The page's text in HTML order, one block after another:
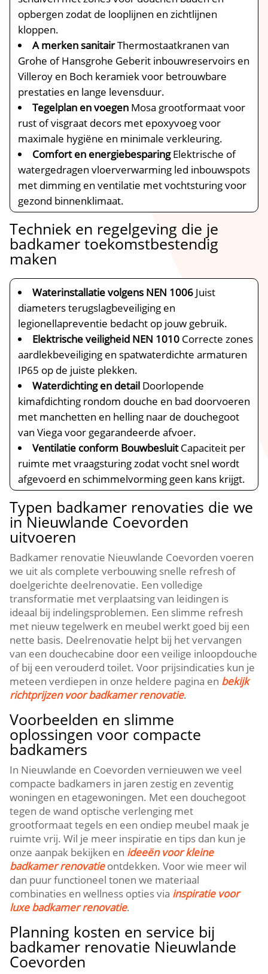
opbergen zodat de looplijnen en zichtlijnen
kloppen.
A merken sanitairThermostaatkranen van
Grohe of Hansgrohe Geberit inbouwreservoirs en
Villeroy en Boch keramiek voor betrouwbare
prestaties en lange levensduur.
Tegelplan en voegen Mosa grootformaat voor
rust of visgraat decors met epoxyvoeg voor
maximale hygiëne en minimale verkleuring.
Comfort en energiebesparingElektrische of
watergedragen vloerverwarming led inbouwspots
met dimming en ventilatie met vochtsturing voor
gezond binnenklimaat.
Techniek en regelgeving die je
badkamer toekomstbestendig
maken
Waterinstallatie volgens NEN 1006 Juist
diameters terugslagbeveiliging en
legionellapreventie bedacht op jouw gebruik.
Elektrische veiligheid NEN 1010 Correcte zones
aardlekbeveiliging en spatwaterdichte armaturen
IP65 op de juiste plekken.
Waterdichting en detail Doorlopende
kimafdichting rondom douche en bad doorvoeren
met manchetten en helling naar de douchegoot
van Viega voor gegarandeerde afvoer.
Ventilatie conform BouwbesluitCapaciteit per
ruimte met vraagsturing zodat vocht snel wordt
afgevoerd en schimmelvorming geen kans krijgt.
Typen badkamer renovaties die we
in Nieuwlande Coevorden
uitvoeren
Badkamer renovatie Nieuwlande Coevorden voeren
we uit als complete verbouwing snelle refresh of
doelgerichte deelrenovatie. Een volledige
transformatie met verplaatsing van leidingen is
ideaal bij indelingsproblemen. Een slimme refresh
met nieuw tegelwerk en meubel werkt goed bij een
nette basis. Deelrenovatie helpt bij het vervangen
van een douchecabine door een veilige inloopdouche
of bij een verouderd toilet. Voor prijsindicaties kun je
meteen verdiepen in onze heldere pagina en bekijk
richtprijzen voor badkamer renovatie.
Voorbeelden en slimme
oplossingen voor compacte
badkamers
In Nieuwlande en Coevorden vernieuwen we veel
compacte badkamers in jaren zestig en zeventig
woningen en etagewoningen. Met een douchegoot
tegen de wand optische verlenging met
grootformaat tegels en een ondiep meubel maak je
ruimte vrij. Wil je meer inspiratie en tips dan kun je
onze aanpak bekijken en ideeën voor kleine
badkamer renovatieontdekken. Voor wie meer wil
dan puur functioneel tonen we materiaal
combinaties en wellness opties via inspiratie voor
luxe badkamer renovatie.
Planning kosten en service bij
badkamer renovatie Nieuwlande
Coevorden